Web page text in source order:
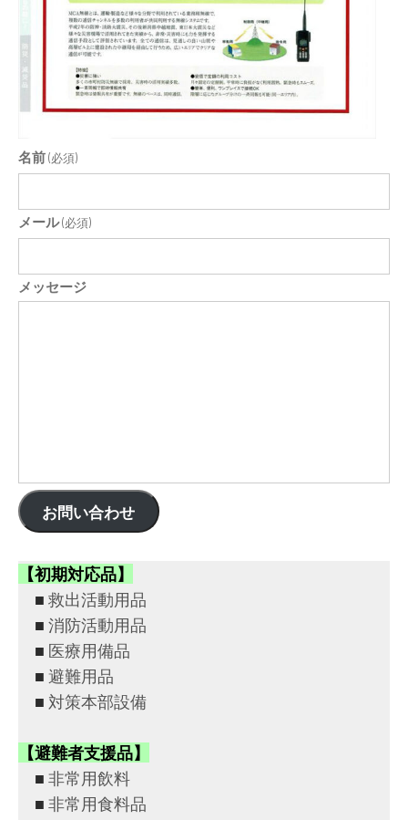
名前(必須)
メール(必須)
メッセージ
お問い合わせ
【初期対応品】
■ 救出活動用品
■ 消防活動用品
■ 医療用備品
■ 避難用品
■ 対策本部設備
【避難者支援品】
■ 非常用飲料
■ 非常用食料品